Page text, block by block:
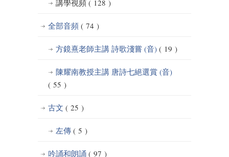
講學視頻 ( 128 )
全部音頻 ( 74 )
方鏡熹老師主講 詩歌淺嘗 (音) ( 19 )
陳耀南教授主講 唐詩七絕選賞 (音)
( 55 )
古文 ( 25 )
左傳 ( 5 )
吟誦和朗誦 ( 97 )